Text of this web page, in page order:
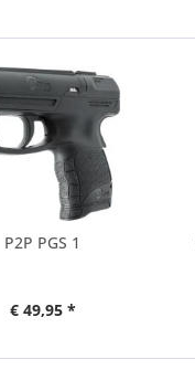
P2P PGS 1
€ 49,95 *